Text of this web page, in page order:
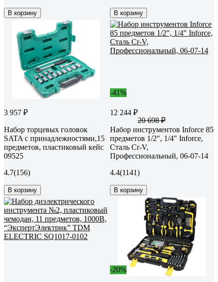
В корзину В корзину
3 957 ₽
Набор торцевых головок
SATA с принадлежностями,15
предметов, пластиковый кейс
09525
4.7(156)
В корзину
-41%
12 244 ₽
20 698 ₽
Набор инструментов Inforce 85
предметов 1/2", 1/4" Inforce,
Сталь Cr-V,
Профессиональный, 06-07-14
4.4(1141)
В корзину
-20%